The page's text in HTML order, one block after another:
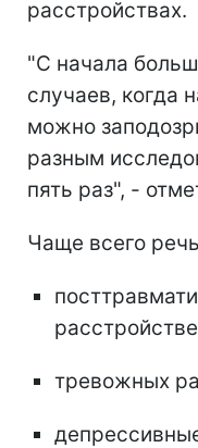
расстройствах.
"С начала
случаев, когда
можно
разным
пять раз", -
Чаще всего
тревожных